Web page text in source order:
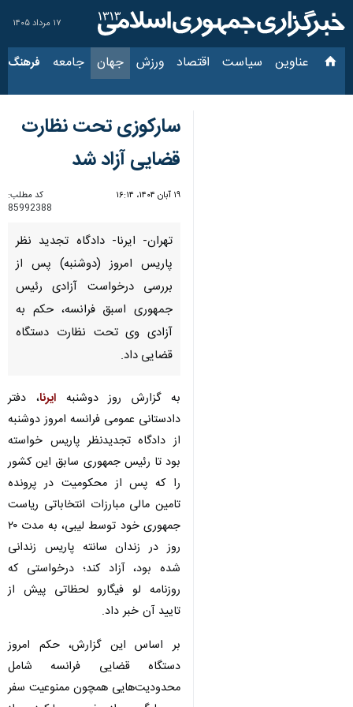
۱۷ مرداد ۱۴۰۵
عناوین‌ سیاست اقتصاد ورزش جهان جامعه فرهنگ
سارکوزی تحت نظارت
قضایی آزاد شد
۱۹ آبان ۱۴۰۴، ۱۶:۱۴
کد مطلب:
85992388
تهران- ایرنا- دادگاه تجدید نظر
پاریس امروز (دوشنبه) پس از
بررسی درخواست آزادی رئیس
جمهوری اسبق فرانسه، حکم به
آزادی وی تحت نظارت دستگاه
قضایی داد.
به گزارش روز دوشنبهایرنا، دفتر
دادستانی عمومی فرانسه امروز دوشنبه
از دادگاه تجدیدنظر پاریس خواسته
بود تا رئیس جمهوری سابق این کشور
را که پس از محکومیت در پرونده
تامین مالی مبارزات انتخاباتی ریاست
جمهوری خود توسط لیبی، به مدت ۲۰
روز در زندان سانته پاریس زندانی
شده بود، آزاد کند؛ درخواستی که
روزنامه لو فیگارو لحظاتی پیش از
تایید آن خبر داد.
بر اساس این گزارش، حکم امروز
دستگاه قضایی فرانسه شامل
محدودیت‌هایی همچون ممنوعیت سفر